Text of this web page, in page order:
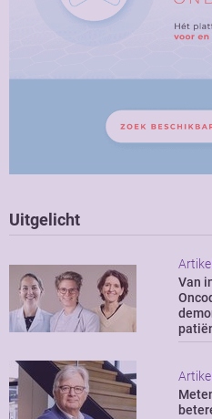
Uitgelicht
Artikel
Van
Artikel